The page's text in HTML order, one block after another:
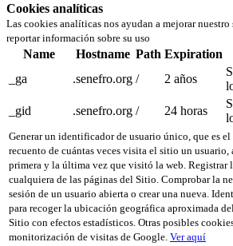
Cookies analíticas
Las cookies analíticas nos ayudan a mejorar
reportar información sobre su uso
Name Hostname Path Expiration
_ga
.senefro.org / 2 años
_gid
.senefro.org / 24 horas
Generar un identificador de usuario único, que es
recuento de cuántas veces visita el sitio un usuario,
primera y la última vez que visitó la web. Registrar
cualquiera de las páginas del Sitio. Comprobar la
sesión de un usuario abierta o crear una nueva.
para recoger la ubicación geográfica aproximada
Sitio con efectos estadísticos. Otras posibles
monitorización de visitas de Google. Ver aquí